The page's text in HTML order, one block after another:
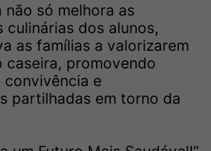
não só melhora as
culinárias dos alunos,
as famílias a valorizarem
caseira, promovendo
convivência e
partilhadas em torno da